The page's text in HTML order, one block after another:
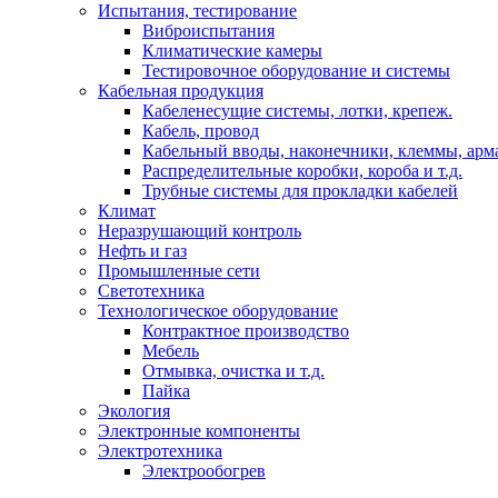
Испытания, тестирование
Виброиспытания
Климатические камеры
Тестировочное оборудование и системы
Кабельная продукция
Кабеленесущие системы, лотки, крепеж.
Кабель, провод
Кабельный вводы, наконечники, клеммы,
Распределительные коробки, короба и т.д.
Трубные системы для прокладки кабелей
Климат
Неразрушающий контроль
Нефть и газ
Промышленные сети
Светотехника
Технологическое оборудование
Контрактное производство
Мебель
Отмывка, очистка и т.д.
Пайка
Экология
Электронные компоненты
Электротехника
Электрообогрев